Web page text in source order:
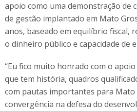
apoio como uma demonstração de
de gestão implantado em Mato
anos, baseado em equilíbrio fiscal,
o dinheiro público e capacidade de
“Eu fico muito honrado com o
que tem história, quadros
com pautas importantes para Mato
convergência na defesa do